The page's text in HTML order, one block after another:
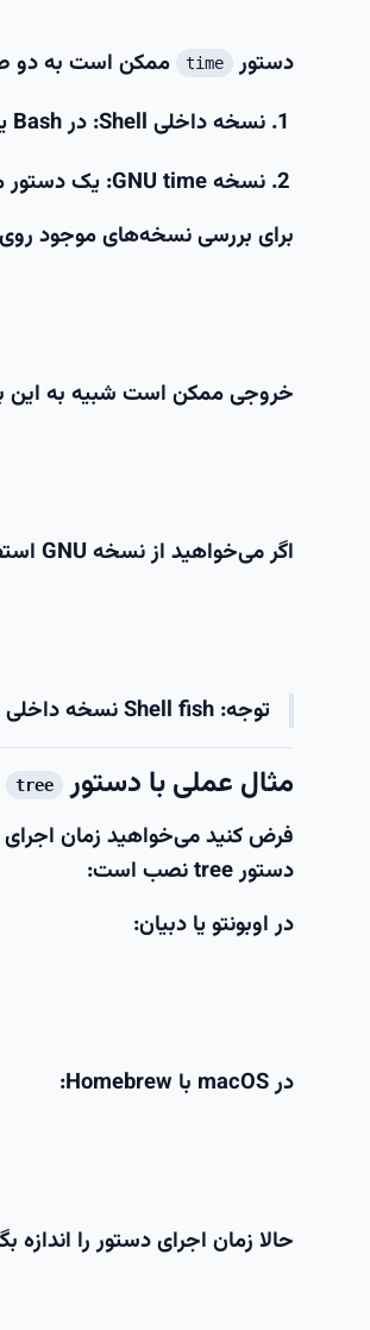
دستور time
ممکن است به دو
نسخه داخلی Shell
: در Bash یا Zsh موجود است.
نسخه GNU time
: یک دستور
برای بررسی نسخه‌های موجود
خروجی ممکن است شبیه به این
اگر می‌خواهید از نسخه GNU استفاده کنید، کافیست قبل از دستور یک بک‌اسلش قرار دهید:
توجه: Shell fish نسخه داخلی
مثال عملی با دستور tree
فرض کنید می‌خواهید زمان
دستور tree نصب است:
در اوبونتو یا دبیان:
در macOS با Homebrew:
حالا زمان اجرای دستور را اندازه